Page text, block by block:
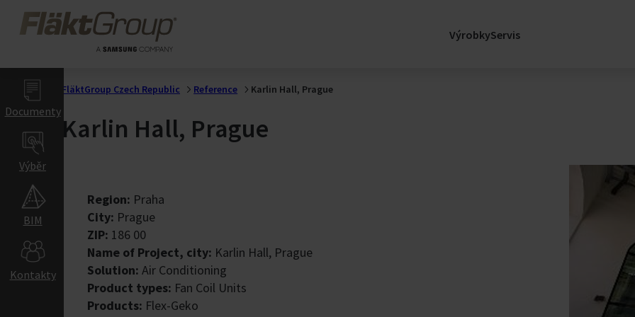
Gigafactory
Indoor Air Climate
Vzdělávací centra
Divadla & kina
Sportoviště
Skladiště
VýrobkyServis
Documenty
Výběr
BIM
Kontakty
FläktGroup Czech Republic Reference Karlin Hall, Prague
Karlin Hall, Prague
Region: Praha
City: Prague
ZIP: 186 00
Name of Project, city: Karlin Hall, Prague
Solution: Air Conditioning
Product types: Fan Coil Units
Products: Flex-Geko